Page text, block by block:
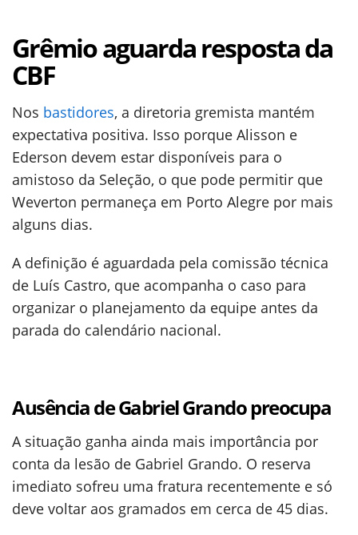
Grêmio aguarda resposta da
CBF
Nos bastidores, a diretoria gremista mantém
expectativa positiva. Isso porque Alisson e
Ederson devem estar disponíveis para o
amistoso da Seleção, o que pode permitir que
Weverton permaneça em Porto Alegre por mais
alguns dias.
A definição é aguardada pela comissão técnica
de Luís Castro, que acompanha o caso para
organizar o planejamento da equipe antes da
parada do calendário nacional.
Ausência de Gabriel Grando preocupa
A situação ganha ainda mais importância por
conta da lesão de Gabriel Grando. O reserva
imediato sofreu uma fratura recentemente e só
deve voltar aos gramados em cerca de 45 dias.